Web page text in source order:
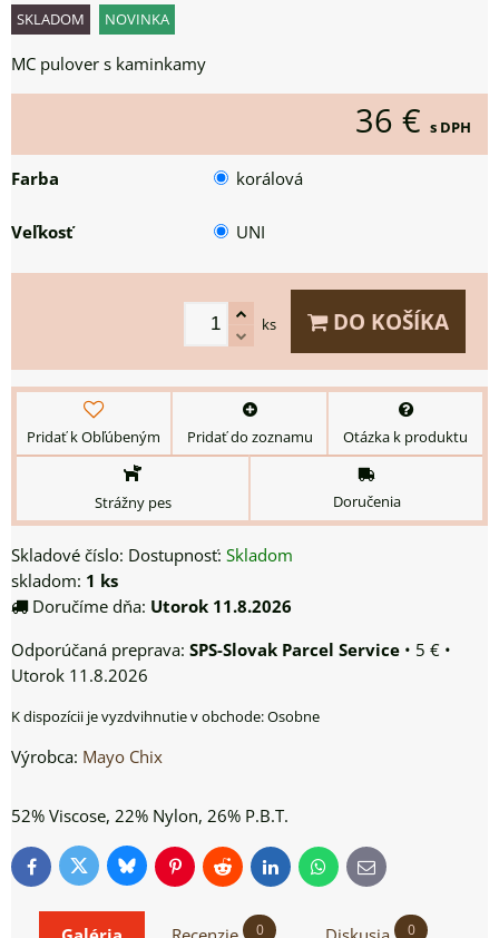
SKLADOM NOVINKA
MC pulover s kaminkamy
36 € s DPH
Farba korálová
Veľkosť UNI
ks DO KOŠÍKA
Pridať k Obľúbeným Pridať do zoznamu Otázka k produktu
Strážny pes Doručenia
Skladové číslo: Dostupnosť: Skladom
skladom: 1 ks
Doručíme dňa: Utorok 11.8.2026
SPS-Slovak Parcel Service • 5 € •
Utorok 11.8.2026
Osobne
Výrobca: Mayo Chix
52% Viscose, 22% Nylon, 26% P.B.T.
FacebookTwitterBlueskyPinterestReddit LinkedInWhatsApp
E-
mail
0 0